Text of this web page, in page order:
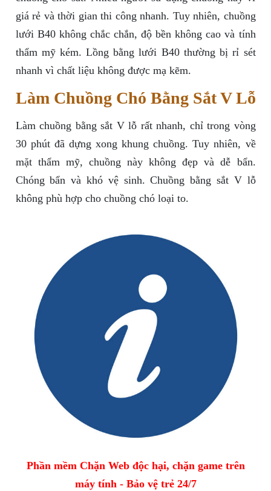
giá rẻ và thời gian thi công nhanh. Tuy nhiên, chuồng
lưới B40 không chắc chắn, độ bền không cao và tính
thẩm mỹ kém. Lồng bằng lưới B40 thường bị rỉ sét
nhanh vì chất liệu không được mạ kẽm.
Làm Chuồng Chó Bằng Sắt V Lỗ
Làm chuồng bằng sắt V lỗ rất nhanh, chỉ trong vòng
30 phút đã dựng xong khung chuồng. Tuy nhiên, về
mặt thẩm mỹ, chuồng này không đẹp và dễ bẩn.
Chóng bẩn và khó vệ sinh. Chuồng bằng sắt V lỗ
không phù hợp cho chuồng chó loại to.
Phần mềm Chặn Web độc hại, chặn game trên
máy tính - Bảo vệ trẻ 24/7